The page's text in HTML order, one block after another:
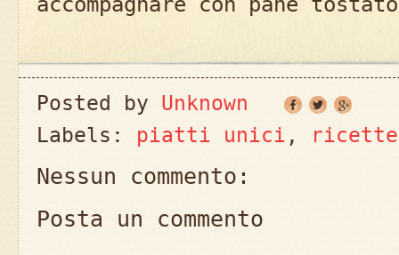
Posted by Unknown
Labels: piatti unici , ricette
Nessun commento:
Posta un commento